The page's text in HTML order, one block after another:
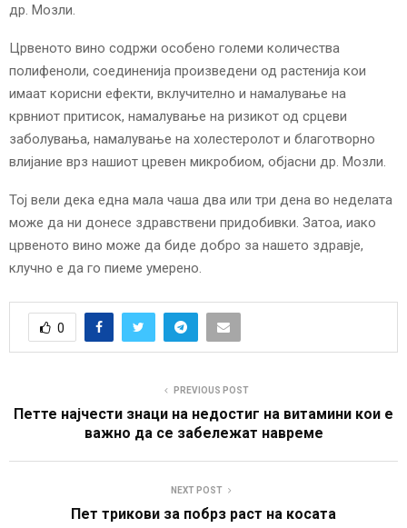
др. Мозли.
Црвеното вино содржи особено големи количества
полифеноли, соединенија произведени од растенија кои
имаат корисни ефекти, вклучително и намалување на
крвниот притисок, намалување на ризикот од срцеви
заболувања, намалување на холестеролот и благотворно
влијание врз нашиот цревен микробиом, објасни др. Мозли.
Тој вели дека една мала чаша два или три дена во неделата
може да ни донесе здравствени придобивки. Затоа, иако
црвеното вино може да биде добро за нашето здравје,
клучно е да го пиеме умерено.
0
PREVIOUS POST
Петте најчести знаци на недостиг на витамини кои е
важно да се забележат навреме
NEXT POST
Пет трикови за побрз раст на косата